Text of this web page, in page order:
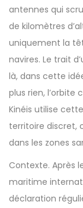
antennes qui
de kilomètres
uniquement la
navires. Le trait
là, dans cette
plus rien, l’orbite
Kinéis utilise
territoire discret,
dans les zones
Contexte. Après
maritime
déclaration